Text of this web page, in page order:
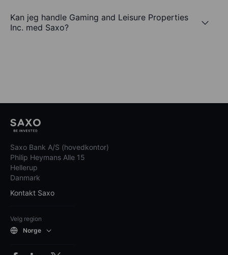
Kan jeg handle Gaming and Leisure Properties
Inc. med Saxo?
Saxo Bank A/S (hovedkontor)
Philip Heymans Alle 15
Hellerup
Danmark
Kontakt Saxo
Velg region
Norge